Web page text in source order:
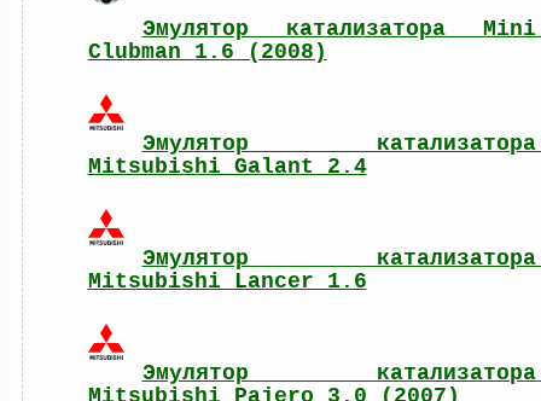
Эмулятор катализатора Mini
Clubman 1.6 (2008)
Эмулятор катализатора
Mitsubishi Galant 2.4
Эмулятор катализатора
Mitsubishi Lancer 1.6
Эмулятор катализатора
Mitsubishi Pajero 3.0 (2007)